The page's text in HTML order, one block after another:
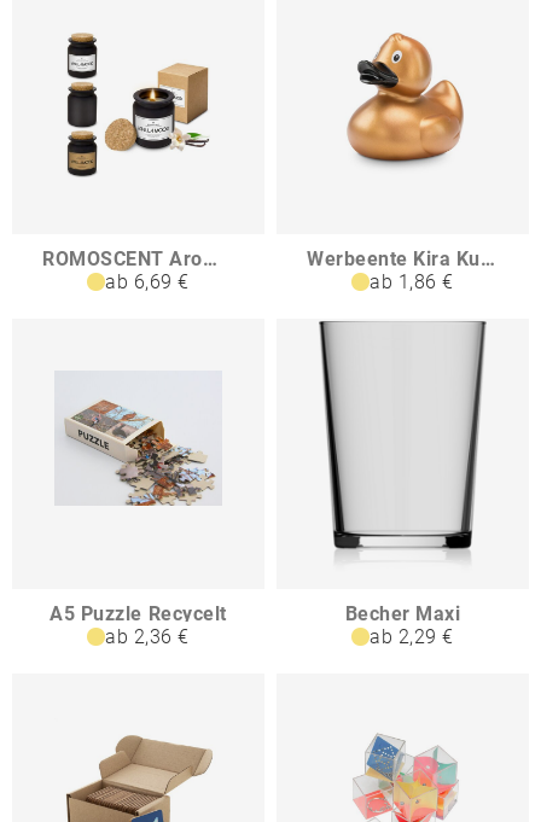
ROMOSCENT Aromakerze Vanilla Mood
ab 6,69 €
Werbeente Kira Kupfer ca 8 cm
ab 1,86 €
A5 Puzzle Recycelt
ab 2,36 €
Becher Maxi
ab 2,29 €